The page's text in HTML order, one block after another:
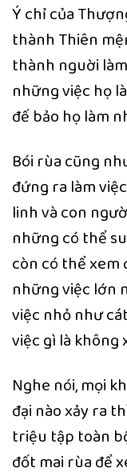
Ý chỉ của
thành Thiên
thành nguời
những việc họ
đế bảo họ làm
Bói rùa cũng
đứng ra làm
linh và con
những có thể
còn có thể xem
những việc lớn
việc nhỏ như
việc gì là không
Nghe nói, mọi
đại nào xảy ra
triệu tập toàn
đốt mai rùa để